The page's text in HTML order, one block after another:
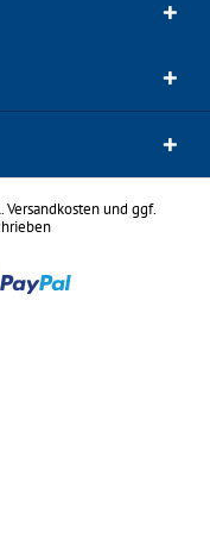
Versandkostenund ggf.